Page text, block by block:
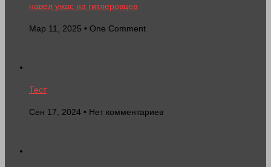
навел ужас на гитлеровцев
Мар 11, 2025 • One Comment
Тест
Сен 17, 2024 • Нет комментариев